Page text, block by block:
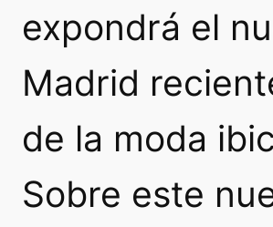
expondrá el
Madrid
de la moda
Sobre este